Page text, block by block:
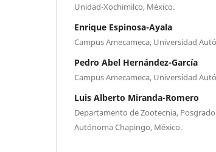
Unidad-Xochimilco, México.
Enrique Espinosa-Ayala
Campus Amecameca, Universidad
Pedro Abel Hernández-García
Campus Amecameca, Universidad
Luis Alberto Miranda-Romero
Departamento de Zootecnia,
Autónoma Chapingo, México.